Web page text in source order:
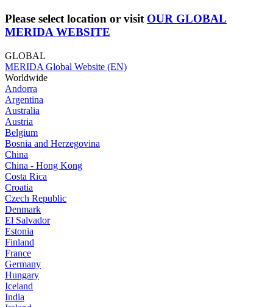
Please select location or visit OUR GLOBAL
MERIDA WEBSITE
GLOBAL
MERIDA Global Website (EN)
Worldwide
Andorra
Argentina
Australia
Austria
Belgium
Bosnia and Herzegovina
China
China - Hong Kong
Costa Rica
Croatia
Czech Republic
Denmark
El Salvador
Estonia
Finland
France
Germany
Hungary
Iceland
India